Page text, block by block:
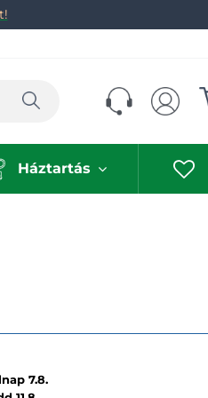
Keresés
Háztartás
7.8.